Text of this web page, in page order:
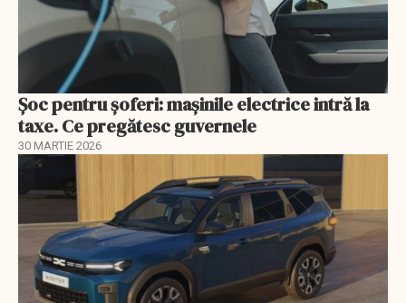
Șoc pentru șoferi: mașinile electrice intră la
taxe. Ce pregătesc guvernele
30 MARTIE 2026